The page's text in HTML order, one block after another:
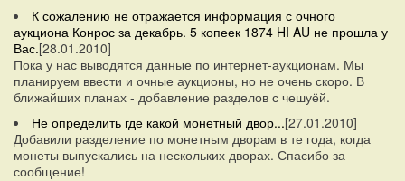
К сожалению не отражается информация с очного
аукциона Конрос за декабрь. 5 копеек 1874 HI AU не прошла у
Вас.[28.01.2010]
Пока у нас выводятся данные по интернет-аукционам. Мы
планируем ввести и очные аукционы, но не очень скоро. В
ближайших планах - добавление разделов с чешуёй.
Не определить где какой монетный двор...[27.01.2010]
Добавили разделение по монетным дворам в те года, когда
монеты выпускались на нескольких дворах. Спасибо за
сообщение!